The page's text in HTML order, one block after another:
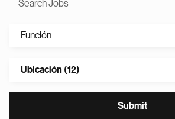
Función
Ubicación (12)